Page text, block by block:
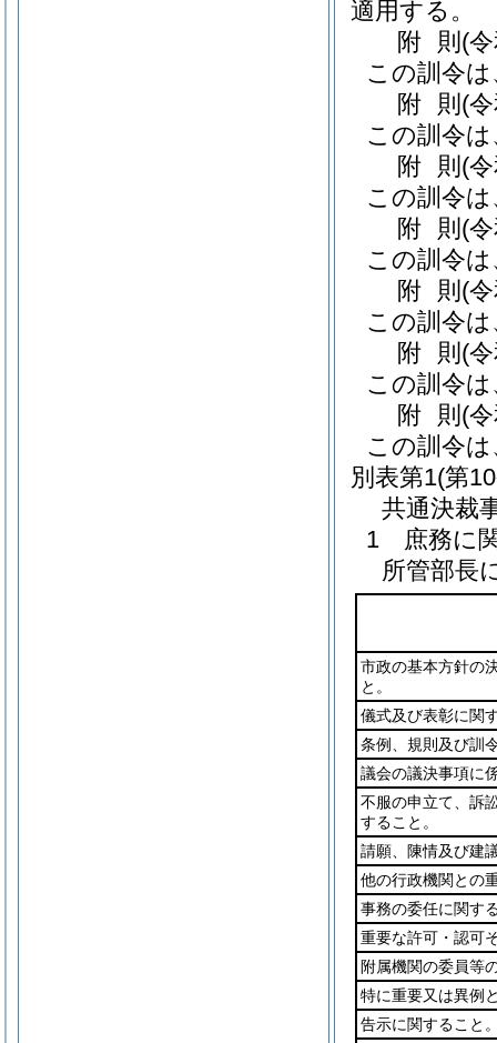
適用する。
附 則 (
この訓令
附 則 (
この訓令
附 則 (
この訓令
附 則 (
この訓令
附 則 (
この訓令
附 則 (
この訓令
附 則 (
この訓令
別表第1(第
共通決裁
1 庶務に
所管部長
市政の基本方針の
と。
儀式及び表彰に関
条例、規則及び訓
議会の議決事項に
不服の申立て、訴
すること。
請願、陳情及び建
他の行政機関との
事務の委任に関す
重要な許可・認可
附属機関の委員等
特に重要又は異例
告示に関すること